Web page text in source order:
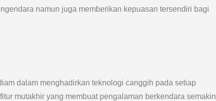
namun juga memberikan kepuasan tersendiri bagi
dalam menghadirkan teknologi canggih pada setiap
mutakhir yang membuat pengalaman berkendara semakin